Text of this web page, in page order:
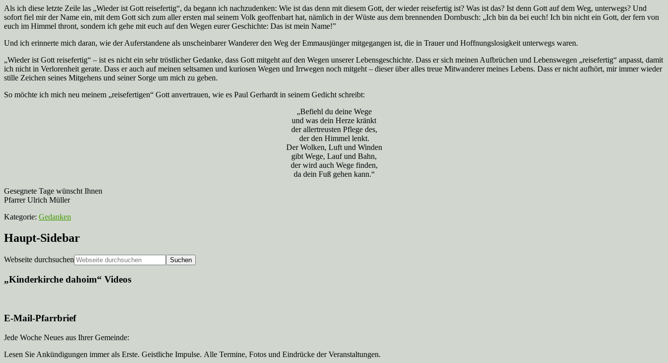
Als ich diese letzte Zeile las „Wieder ist Gott reisefertig“, da begann ich nachzudenken: Wie ist das denn mit diesem Gott, der wieder reisefertig ist? Was ist das? Ist denn Gott auf dem Weg, unterwegs? Und
sofort fiel mir der Name ein, mit dem Gott sich zum aller ersten mal seinem Volk geoffenbart hat, nämlich in der Wüste aus dem brennenden Dornbusch: „Ich bin da bei euch! Ich bin nicht ein Gott, der fern von
euch im Himmel thront, sondern ich gehe mit euch auf den Wegen eurer Geschichte: Das ist mein Name!”
Und ich erinnerte mich daran, wie der Auferstandene als unscheinbarer Wanderer den Weg der Emmausjünger mitgegangen ist, die in Trauer und Hoffnungslosigkeit unterwegs waren.
„Wieder ist Gott reisefertig“ – ist es nicht ein sehr tröstlicher Gedanke, dass Gott mitgeht auf den Wegen unserer Lebensgeschichte. Dass er sich meinen Aufbrüchen und Lebenswegen „reisefertig“ anpasst, damit
ich nicht in Verlorenheit gerate. Dass er auch auf meinen seltsamen und kuriosen Wegen und Irrwegen noch mitgeht – dieser über alles treue Mitwanderer meines Lebens. Dass er nicht aufhört, mir immer wieder
stille Zeichen seines Mitgehens und seiner Sorge um mich zu geben.
So möchte ich mich neu meinem „reisefertigen“ Gott anvertrauen, wie es Paul Gerhardt in seinem Gedicht schreibt:
„Befiehl du deine Wege
und was dein Herze kränkt
der allertreusten Pflege des,
der den Himmel lenkt.
Der Wolken, Luft und Winden
gibt Wege, Lauf und Bahn,
der wird auch Wege finden,
da dein Fuß gehen kann.“
Gesegnete Tage wünscht Ihnen
Pfarrer Ulrich Müller
Kategorie: Gedanken
Haupt-Sidebar
Webseite durchsuchen
„Kinderkirche dahoim“ Videos
E-Mail-Pfarrbrief
Jede Woche Neues aus Ihrer Gemeinde:
Lesen Sie Ankündigungen immer als Erste. Geistliche Impulse. Alle Termine, Fotos und Eindrücke der Veranstaltungen.